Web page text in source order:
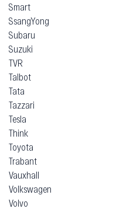
Smart
SsangYong
Subaru
Suzuki
TVR
Talbot
Tata
Tazzari
Tesla
Think
Toyota
Trabant
Vauxhall
Volkswagen
Volvo